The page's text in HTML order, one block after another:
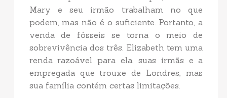
Mary e seu irmão trabalham no que
podem, mas não é o suficiente. Portanto, a
venda de fósseis se torna o meio de
sobrevivência dos três. Elizabeth tem uma
renda razoável para ela, suas irmãs e a
empregada que trouxe de Londres, mas
sua família contém certas limitações.